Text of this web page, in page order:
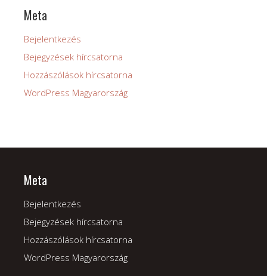
Meta
Bejelentkezés
Bejegyzések hírcsatorna
Hozzászólások hírcsatorna
WordPress Magyarország
Meta
Bejelentkezés
Bejegyzések hírcsatorna
Hozzászólások hírcsatorna
WordPress Magyarország